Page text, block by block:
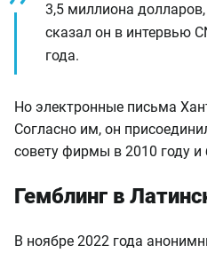
3,5 миллиона
сказал он в интервью
года.
Но электронные письма
Согласно им, он
совету фирмы в 2010 году
Гемблинг в
В ноябре 2022 года